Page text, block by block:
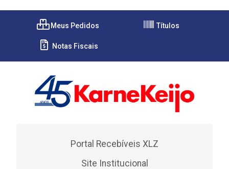
Meus Pedidos Títulos
Notas Fiscais
Portal Recebíveis XLZ
Site Institucional